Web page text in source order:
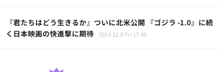
『君たちはどう生きるか』ついに北米公開 『ゴジラ -1.0』に続
く日本映画の快進撃に期待
2023.12.8 Fri 17:30